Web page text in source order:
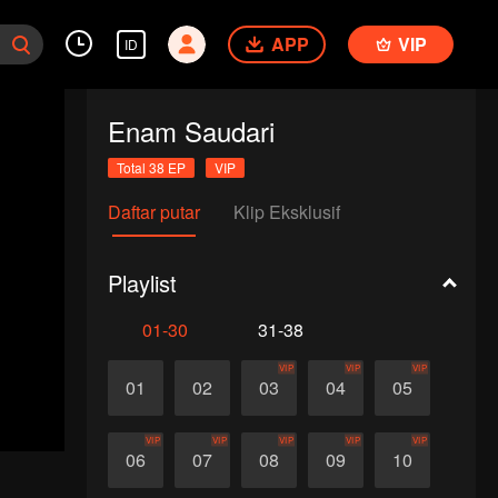
ID APP VIP
Enam Saudari
Total 38 EP VIP
Daftar putar Klip Eksklusif
Playlist
01-30 31-38
01 02 03
VIP
04
VIP
05
VIP
06
VIP
07
VIP
08
VIP
09
VIP
10
VIP